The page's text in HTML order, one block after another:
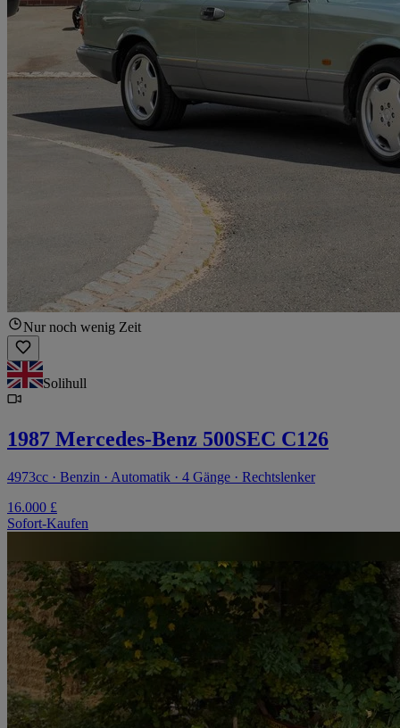
Nur noch wenig Zeit
Solihull
1987 Mercedes-Benz 500SEC C126
4973cc · Benzin · Automatik · 4 Gänge · Rechtslenker
16.000 £
Sofort-Kaufen